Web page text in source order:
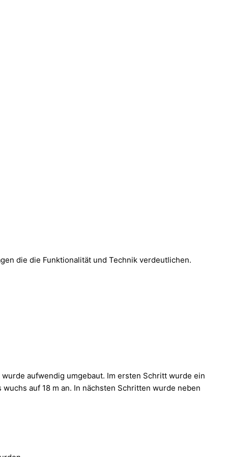
die die Funktionalität und Technik verdeutlichen.
aufwendig umgebaut. Im ersten Schritt wurde ein
auf 18 m an. In nächsten Schritten wurde neben